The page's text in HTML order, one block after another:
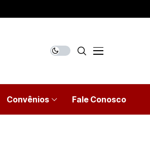
Convênios Fale Conosco